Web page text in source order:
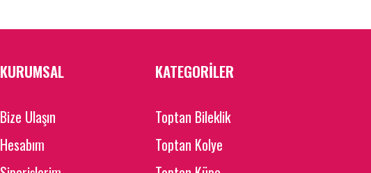
KURUMSAL
Bize Ulaşın
Hesabım
KATEGORİLER
Toptan Bileklik
Toptan Kolye